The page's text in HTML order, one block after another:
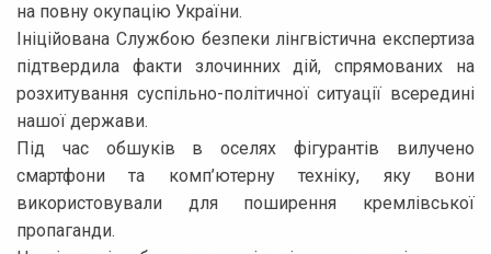
на повну окупацію України.
Ініційована Службою безпеки лінгвістична експертиза
підтвердила факти злочинних дій, спрямованих на
розхитування суспільно-політичної ситуації всередині
нашої держави.
Під час обшуків в оселях фігурантів вилучено
смартфони та комп’ютерну техніку, яку вони
використовували для поширення кремлівської
пропаганди.